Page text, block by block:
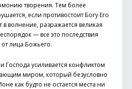
творения. Тем более
если противостоит Богу Его
волнение, разражается великая
— все это последствия
лица Божьего.
Господа усиливается конфликтом
миром, который безусловно
как будто не остается места ни